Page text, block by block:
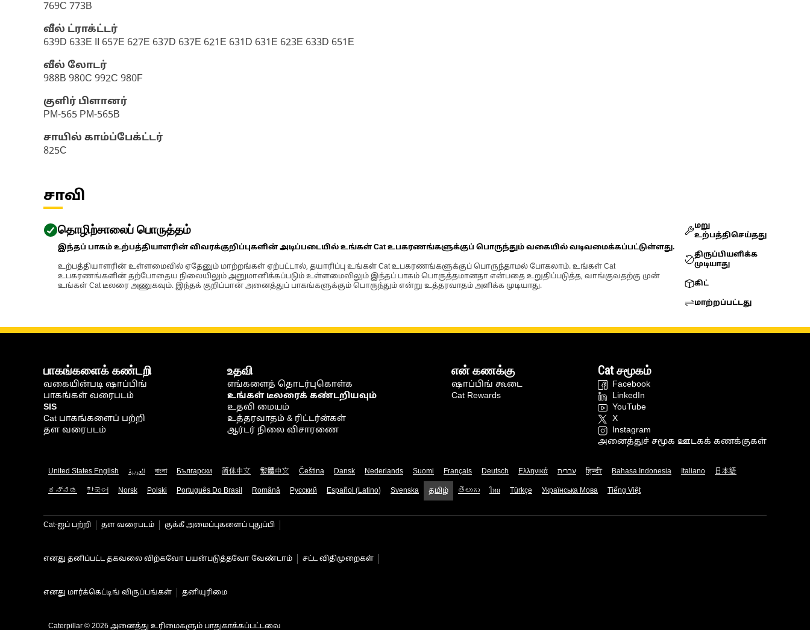
769C 773B
வீல் ட்ராக்ட்டர்
639D 633E II 657E 627E 637D 637E 621E 631D 631E 623E 633D 651E
வீல் லோடர்
988B 980C 992C 980F
குளிர் பிளானர்
PM-565 PM-565B
சாயில் காம்ப்பேக்ட்டர்
825C
சாவி
தொழிற்சாலைப் பொருத்தம்
இந்தப் பாகம் உற்பத்தியாளரின் விவரக்குறிப்புகளின் அடிப்படையில் உங்கள் Cat உபகரணங்களுக்குப் பொருந்தும் வகையில் வடிவமைக்கப்பட்டுள்ளது.
உற்பத்தியாளரின் உள்ளமைவில் ஏதேனும் மாற்றங்கள் ஏற்பட்டால், தயாரிப்பு உங்கள் Cat உபகரணங்களுக்குப் பொருந்தாமல் போகலாம். உங்கள் Cat
உபகரணங்களின் தற்போதைய நிலையிலும் அனுமானிக்கப்படும் உள்ளமைவிலும் இந்தப் பாகம் பொருத்தமானதா என்பதை உறுதிப்படுத்த, வாங்குவதற்கு முன்
உங்கள் Cat டீலரை அணுகவும். இந்தக் குறிப்பான் அனைத்துப் பாகங்களுக்கும் பொருந்தும் என்று உத்தரவாதம் அளிக்க முடியாது.
மறு
உற்பத்திசெய்தது
திருப்பியளிக்க
முடியாது
கிட்
மாற்றப்பட்டது
பாகங்களைக் கண்டறி
வகையின்படி ஷாப்பிங்
பாகங்கள் வரைபடம்
SIS
Cat பாகங்களைப் பற்றி
தள வரைபடம்
உதவி
எங்களைத் தொடர்புகொள்க
உங்கள் டீலரைக் கண்டறியவும்
உதவி மையம்
உத்தரவாதம் & ரிட்டர்ன்கள்
ஆர்டர் நிலை விசாரணை
என் கணக்கு
ஷாப்பிங் கூடை
Cat Rewards
Cat சமூகம்
Facebook
LinkedIn
YouTube
X
Instagram
அனைத்துச் சமூக ஊடகக் கணக்குகள்
United States English العربية বাংলা Български 简体中文 繁體中文 Čeština Dansk Nederlands Suomi Français Deutsch Ελληνικά עברית हिन्दी Bahasa Indonesia Italiano 日本語
ಕನ್ನಡ 한국어 Norsk Polski Português Do Brasil Română Русский Español (Latino) Svenska தமிழ் తెలుగు ไทย Türkçe Українська Мова Tiếng Việt
Cat-ஐப் பற்றி தள வரைபடம் குக்கீ அமைப்புகளைப் புதுப்பி
எனது தனிப்பட்ட தகவலை விற்கவோ பயன்படுத்தவோ வேண்டாம் சட்ட விதிமுறைகள்
எனது மார்க்கெட்டிங் விருப்பங்கள் தனியுரிமை
Caterpillar © 2026 அனைத்து உரிமைகளும் பாதுகாக்கப்பட்டவை